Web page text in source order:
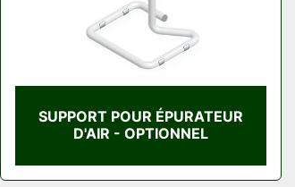
SUPPORT POUR ÉPURATEUR
D'AIR - OPTIONNEL